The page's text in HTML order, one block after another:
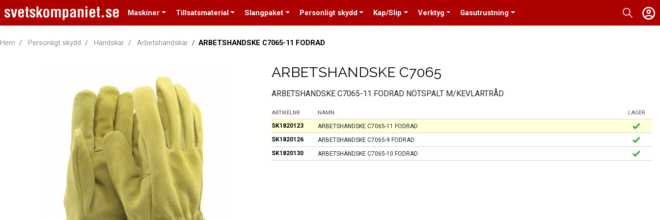
Maskiner Tillsatsmaterial Slangpaket Personligt skydd Kap/Slip Verktyg Gasutrustning
Hem Personligt skydd Handskar Arbetshandskar ARBETSHANDSKE C7065-11 FODRAD
ARBETSHANDSKE C7065
ARBETSHANDSKE C7065-11 FODRAD NÖTSPALT M/KEVLARTRÅD
ARTIKELNR NAMN LAGER
SK1820123
ARBETSHANDSKE C7065-11 FODRAD
SK1820126
ARBETSHANDSKE C7065-9 FODRAD
SK1820130
ARBETSHANDSKE C7065-10 FODRAD